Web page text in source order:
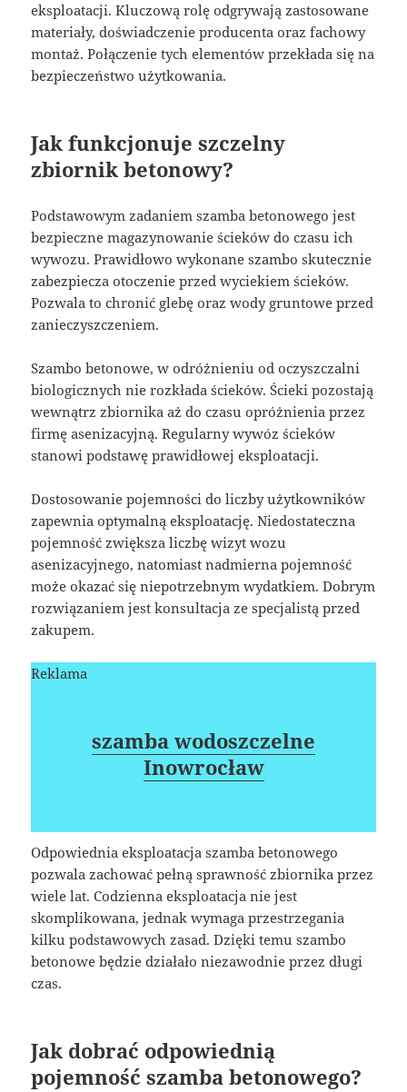
eksploatacji. Kluczową rolę odgrywają zastosowane
materiały, doświadczenie producenta oraz fachowy
montaż. Połączenie tych elementów przekłada się na
bezpieczeństwo użytkowania.
Jak funkcjonuje szczelny
zbiornik betonowy?
Podstawowym zadaniem szamba betonowego jest
bezpieczne magazynowanie ścieków do czasu ich
wywozu. Prawidłowo wykonane szambo skutecznie
zabezpiecza otoczenie przed wyciekiem ścieków.
Pozwala to chronić glebę oraz wody gruntowe przed
zanieczyszczeniem.
Szambo betonowe, w odróżnieniu od oczyszczalni
biologicznych nie rozkłada ścieków. Ścieki pozostają
wewnątrz zbiornika aż do czasu opróżnienia przez
firmę asenizacyjną. Regularny wywóz ścieków
stanowi podstawę prawidłowej eksploatacji.
Dostosowanie pojemności do liczby użytkowników
zapewnia optymalną eksploatację. Niedostateczna
pojemność zwiększa liczbę wizyt wozu
asenizacyjnego, natomiast nadmierna pojemność
może okazać się niepotrzebnym wydatkiem. Dobrym
rozwiązaniem jest konsultacja ze specjalistą przed
zakupem.
Reklama
szamba wodoszczelne
Inowrocław
Odpowiednia eksploatacja szamba betonowego
pozwala zachować pełną sprawność zbiornika przez
wiele lat. Codzienna eksploatacja nie jest
skomplikowana, jednak wymaga przestrzegania
kilku podstawowych zasad. Dzięki temu szambo
betonowe będzie działało niezawodnie przez długi
czas.
Jak dobrać odpowiednią
pojemność szamba betonowego?